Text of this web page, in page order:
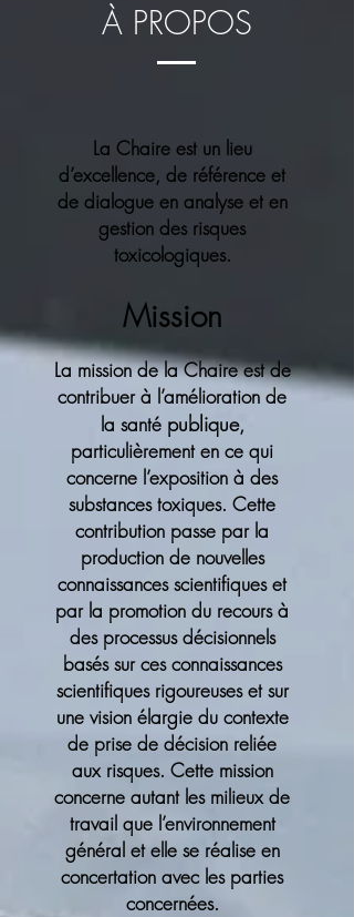
À PROPOS
La Chaire est un lieu
d’excellence, de référence et
de dialogue en analyse et en
gestion des risques
toxicologiques.​
Mission
La mission de la Chaire est de
contribuer à l’amélioration de
la santé publique,
particulièrement en ce qui
concerne l’exposition à des
substances toxiques. Cette
contribution passe par la
production de nouvelles
connaissances scientifiques et
par la promotion du recours à
des processus décisionnels
basés sur ces connaissances
scientifiques rigoureuses et sur
une vision élargie du contexte
de prise de décision reliée
aux risques. Cette mission
concerne autant les milieux de
travail que l’environnement
général et elle se réalise en
concertation avec les parties
concernées.